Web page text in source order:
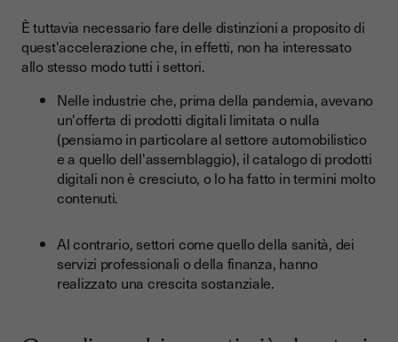
È tuttavia necessario fare delle distinzioni a proposito di
quest'accelerazione che, in effetti, non ha interessato
allo stesso modo tutti i settori.
Nelle industrie che, prima della pandemia, avevano
un'offerta di prodotti digitali limitata o nulla
(pensiamo in particolare al settore automobilistico
e a quello dell'assemblaggio), il catalogo di prodotti
digitali non è cresciuto, o lo ha fatto in termini molto
contenuti.
Al contrario, settori come quello della sanità, dei
servizi professionali o della finanza, hanno
realizzato una crescita sostanziale.